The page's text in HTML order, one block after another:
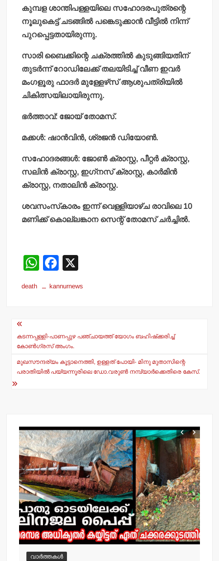
കുമ്പള ശാന്തിപള്ളയിലെ സഹോദരപുത്രന്റെ
നൂലുകെട്ട് ചടങ്ങില്‍ പങ്കെടുക്കാന്‍ വീട്ടില്‍ നിന്ന്
പുറപ്പെട്ടതായിരുന്നു.
സാരി ബൈക്കിന്റെ ചക്രത്തില്‍ കുടുങ്ങിയതിന്
തുടര്‍ന്ന് റോഡിലേക്ക് തലയിടിച്ച് വീണ ഇവര്‍
മംഗളൂരു ഫാദര്‍ മുള്ളേഴ്‌സ് ആശുപത്രിയില്‍
ചികിത്സയിലായിരുന്നു.
ഭര്‍ത്താവ്: ജോയ് തോമസ്.
മക്കള്‍: ഷാന്‍വിന്‍, ശ്രജന്‍ ഡിയോണ്‍.
സഹോദരങ്ങള്‍: ജോണ്‍ ക്രാസ്റ്റ, പീറ്റര്‍ ക്രാസ്റ്റ,
സലിന്‍ ക്രാസ്റ്റ, ഇഗ്‌നസ് ക്രാസ്റ്റ, കാര്‍മിന്‍
ക്രാസ്റ്റ, നതാലിന്‍ ക്രാസ്റ്റ.
ശവസംസ്‌കാരം ഇന്ന് വെള്ളിയാഴ്ച രാവിലെ 10
മണിക്ക് കൊല്ലങ്കാന സെന്റ് തോമസ് ചര്‍ച്ചില്‍.
W
at
p
p
F
c
o
o
k
death kannurnews
Post
navigation
കടന്നപ്പള്ളി-പാണപ്പുഴ പഞ്ചായത്ത് യോഗം ബഹിഷ്‌ക്കരിച്ച്
കോണ്‍ഗ്രസ് അംഗം.
മുഖസൗന്ദര്യം കൂട്ടാനെത്തി, ഉള്ളത് പോയി- മിനു മുതാസിന്റെ
പരാതിയില്‍ പയ്യന്നൂരിലെ ഡോ.വരുണ്‍ നമ്പ്യാര്‍ക്കെതിരെ കേസ്.
വാർത്തകൾ